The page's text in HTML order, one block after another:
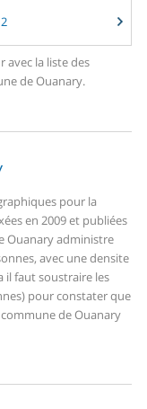
avec la liste des
de Ouanary.
pour la
en 2009 et publiées
Ouanary administre
avec une densite
il faut soustraire les
pour constater que
de Ouanary